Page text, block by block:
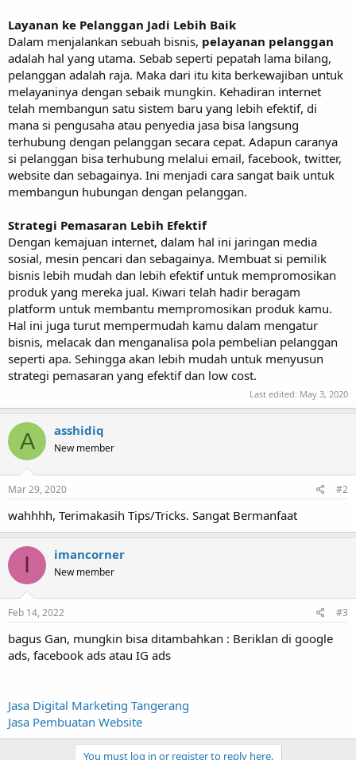
Layanan ke Pelanggan Jadi Lebih Baik
Dalam menjalankan sebuah bisnis, pelayanan pelanggan
adalah hal yang utama. Sebab seperti pepatah lama bilang,
pelanggan adalah raja. Maka dari itu kita berkewajiban untuk
melayaninya dengan sebaik mungkin. Kehadiran internet
telah membangun satu sistem baru yang lebih efektif, di
mana si pengusaha atau penyedia jasa bisa langsung
terhubung dengan pelanggan secara cepat. Adapun caranya
si pelanggan bisa terhubung melalui email, facebook, twitter,
website dan sebagainya. Ini menjadi cara sangat baik untuk
membangun hubungan dengan pelanggan.
Strategi Pemasaran Lebih Efektif
Dengan kemajuan internet, dalam hal ini jaringan media
sosial, mesin pencari dan sebagainya. Membuat si pemilik
bisnis lebih mudah dan lebih efektif untuk mempromosikan
produk yang mereka jual. Kiwari telah hadir beragam
platform untuk membantu mempromosikan produk kamu.
Hal ini juga turut mempermudah kamu dalam mengatur
bisnis, melacak dan menganalisa pola pembelian pelanggan
seperti apa. Sehingga akan lebih mudah untuk menyusun
strategi pemasaran yang efektif dan low cost.
Last edited: May 3, 2020
A asshidiq
New member
Mar 29, 2020 #2
wahhhh, Terimakasih Tips/Tricks. Sangat Bermanfaat
I imancorner
New member
Feb 14, 2022 #3
bagus Gan, mungkin bisa ditambahkan : Beriklan di google
ads, facebook ads atau IG ads
Jasa Digital Marketing Tangerang
Jasa Pembuatan Website
You must log in or register to reply here.